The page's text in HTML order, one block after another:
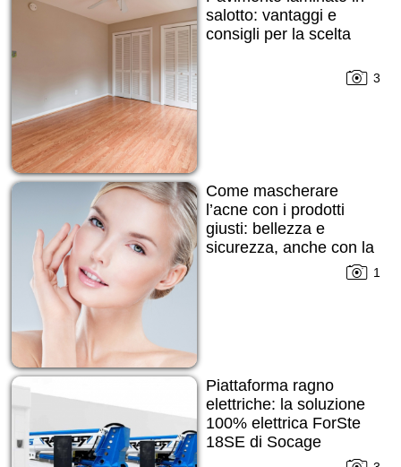
salotto: vantaggi e
consigli per la scelta
3
Come mascherare
l’acne con i prodotti
giusti: bellezza e
sicurezza, anche con la
1
Piattaforma ragno
elettriche: la soluzione
100% elettrica ForSte
18SE di Socage